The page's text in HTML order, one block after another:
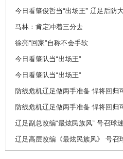
今日看肇俊哲当“出场王” 辽足后防
马林：肯定冲着三分去
徐亮“回家”自称不会手软
今日看肇队当“出场王”
今日看肇队当“出场王”
防线危机辽足做两手准备 悍将回归
防线危机辽足做两手准备 悍将回归
辽足副总改编“最炫民族风” 号召球
辽足高层改编《最炫民族风》 号召